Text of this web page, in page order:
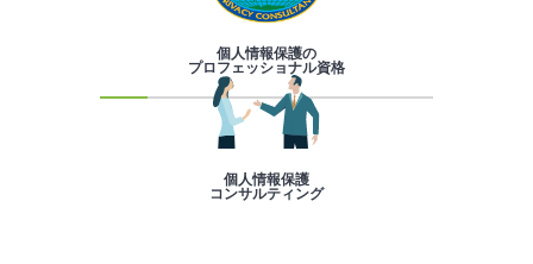
個人情報保護の
プロフェッショナル資格
個人情報保護
コンサルティング